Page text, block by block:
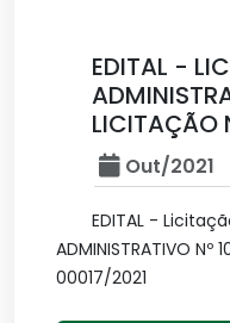
EDITAL -
LICITAÇÃO
Out/2021
EDITAL -
ADMINISTRATIVO Nº
00017/2021